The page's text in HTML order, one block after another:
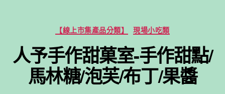
分
類
【線上市集產品分類】 現場小吃類
人予手作甜菓室-手作甜點/
馬林糖/泡芙/布丁/果醬